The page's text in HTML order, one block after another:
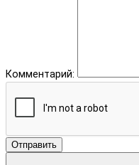
Комментарий:
Отправить